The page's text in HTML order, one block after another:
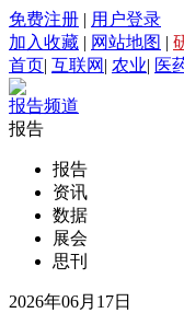
免费注册 | 用户登录
加入收藏 | 网站地图 |
首页| 互联网 | 农业| 医
报告频道
报告
报告
资讯
数据
展会
思刊
2026年06月17日